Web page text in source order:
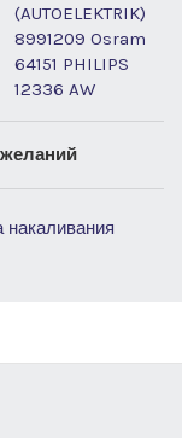
(AUTOELEKTRIK)
8991209 Osram
64151 PHILIPS
12336 AW
накаливания